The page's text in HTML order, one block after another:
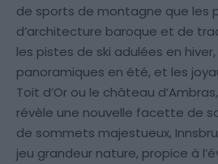
de sports de montagne que les
d’architecture baroque et de
les pistes de ski adulées en
panoramiques en été, et les
Toit d’Or ou le château
révèle une nouvelle facette de
de sommets majestueux,
jeu grandeur nature, propice à